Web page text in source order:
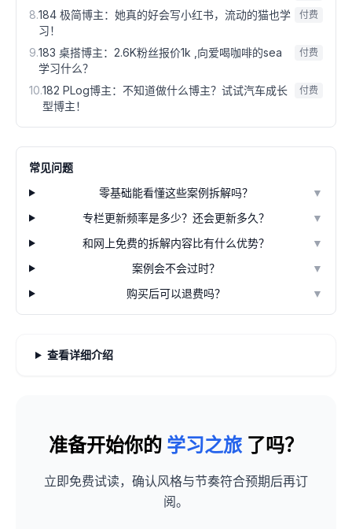
8.184 极简博主：她真的好会写小红书，流动的猫也学
习！
付费
9.183 桌搭博主：2.6K粉丝报价1k ,向爱喝咖啡的sea
学习什么？
付费
10.182 PLog博主：不知道做什么博主？试试汽车成长
型博主！
付费
常见问题
零基础能看懂这些案例拆解吗？
▼
专栏更新频率是多少？还会更新多久？
▼
和网上免费的拆解内容比有什么优势？
▼
案例会不会过时？
▼
购买后可以退费吗？
▼
查看详细介绍
准备开始你的 学习之旅 了吗？
立即免费试读，确认风格与节奏符合预期后再订
阅。